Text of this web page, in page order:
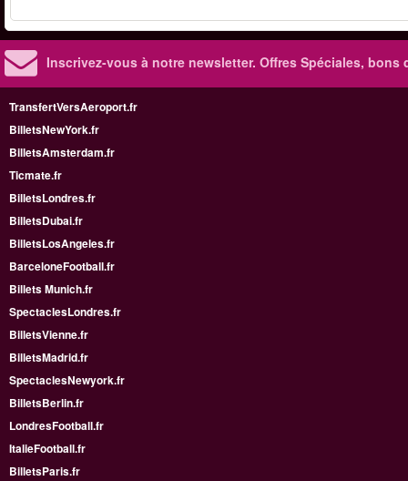
Inscrivez-vous à notre newsletter. Offres Spéciales, bons
TransfertVersAeroport.fr
BilletsNewYork.fr
BilletsAmsterdam.fr
Ticmate.fr
BilletsLondres.fr
BilletsDubai.fr
BilletsLosAngeles.fr
BarceloneFootball.fr
Billets Munich.fr
SpectaclesLondres.fr
BilletsVienne.fr
BilletsMadrid.fr
SpectaclesNewyork.fr
BilletsBerlin.fr
LondresFootball.fr
ItalieFootball.fr
BilletsParis.fr